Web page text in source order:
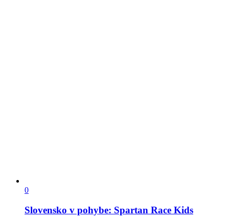
0
Slovensko v pohybe: Spartan Race Kids